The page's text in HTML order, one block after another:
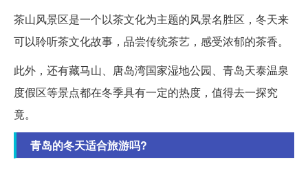
茶山风景区是一个以茶文化为主题的风景名胜区，冬天来
可以聆听茶文化故事，品尝传统茶艺，感受浓郁的茶香。
此外，还有藏马山、唐岛湾国家湿地公园、青岛天泰温泉
度假区等景点都在冬季具有一定的热度，值得去一探究
竟。
青岛的冬天适合旅游吗?